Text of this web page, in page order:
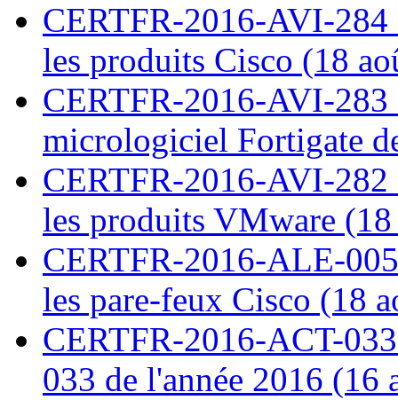
CERTFR-2016-AVI-
les produits Cisco (18
CERTFR-2016-AVI-
micrologiciel Fortigate
CERTFR-2016-AVI-
les produits VMware
CERTFR-2016-ALE-
les pare-feux Cisco (18
CERTFR-2016-ACT-
033 de l'année 2016 (16